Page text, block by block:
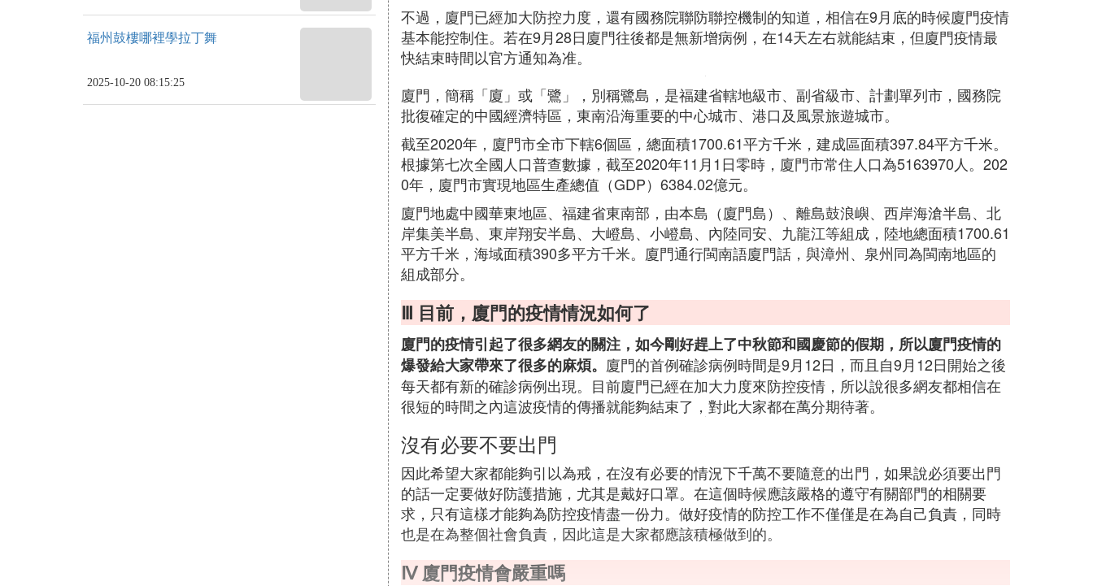
福州鼓樓哪裡學拉丁舞
2025-10-20 08:15:25
不過，廈門已經加大防控力度，還有國務院聯防聯控機制的知道，相信在9月底的時候廈門疫情
基本能控制住。若在9月28日廈門往後都是無新增病例，在14天左右就能結束，但廈門疫情最
快結束時間以官方通知為准。
廈門，簡稱「廈」或「鷺」，別稱鷺島，是福建省轄地級市、副省級市、計劃單列市，國務院
批復確定的中國經濟特區，東南沿海重要的中心城市、港口及風景旅遊城市。
截至2020年，廈門市全市下轄6個區，總面積1700.61平方千米，建成區面積397.84平方千米。
根據第七次全國人口普查數據，截至2020年11月1日零時，廈門市常住人口為5163970人。202
0年，廈門市實現地區生產總值（GDP）6384.02億元。
廈門地處中國華東地區、福建省東南部，由本島（廈門島）、離島鼓浪嶼、西岸海滄半島、北
岸集美半島、東岸翔安半島、大嶝島、小嶝島、內陸同安、九龍江等組成，陸地總面積1700.61
平方千米，海域面積390多平方千米。廈門通行閩南語廈門話，與漳州、泉州同為閩南地區的
組成部分。
Ⅲ 目前，廈門的疫情情況如何了
廈門的疫情引起了很多網友的關注，如今剛好趕上了中秋節和國慶節的假期，所以廈門疫情的
爆發給大家帶來了很多的麻煩。 廈門的首例確診病例時間是9月12日，而且自9月12日開始之後
每天都有新的確診病例出現。目前廈門已經在加大力度來防控疫情，所以說很多網友都相信在
很短的時間之內這波疫情的傳播就能夠結束了，對此大家都在萬分期待著。
沒有必要不要出門
因此希望大家都能夠引以為戒，在沒有必要的情況下千萬不要隨意的出門，如果說必須要出門
的話一定要做好防護措施，尤其是戴好口罩。在這個時候應該嚴格的遵守有關部門的相關要
求，只有這樣才能夠為防控疫情盡一份力。做好疫情的防控工作不僅僅是在為自己負責，同時
也是在為整個社會負責，因此這是大家都應該積極做到的。
Ⅳ 廈門疫情會嚴重嗎